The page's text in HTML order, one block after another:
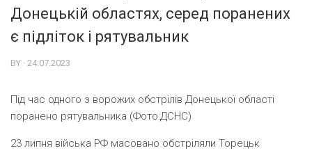
Донецькій областях, серед поранених
є підліток і рятувальник
BY · 24.07.2023
Під час одного з ворожих обстрілів Донецької області
поранено рятувальника (Фото:ДСНС)
23 липня війська РФ масовано обстріляли Торецьк